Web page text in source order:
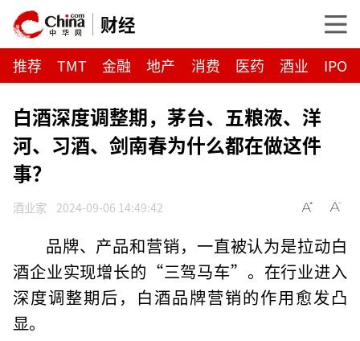
财经
推荐 TMT 金融 地产 消费 医药 酒业 IPO
白酒深度调整期，茅台、五粮液、洋
河、习酒、剑南春为什么都在做这件
事？
酒业家 2024-09-06 14:49:42
品牌、产品和营销，一直被认为是拉动白
酒企业实现增长的“三驾马车”。在行业进入
深度调整期后，白酒品牌营销的作用愈发凸
显。